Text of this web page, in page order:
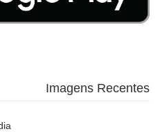
Imagens Recentes